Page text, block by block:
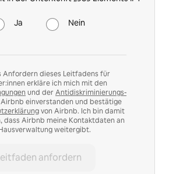
Ja Nein
Anfordern dieses Leitfadens für
erkläre ich mich mit den
und der Antidiskriminierungs-
einverstanden und bestätige
von Airbnb. Ich bin damit
dass Airbnb meine Kontaktdaten an
weitergibt.
anfordern